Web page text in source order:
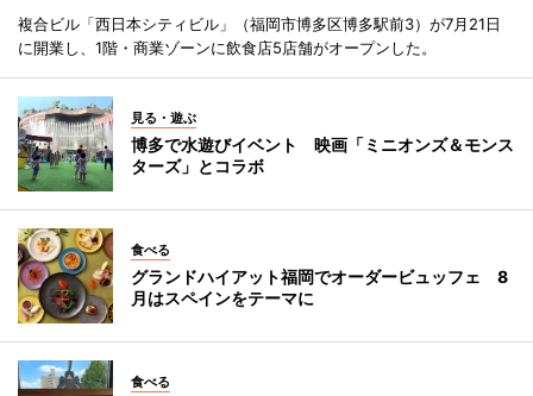
複合ビル「西日本シティビル」（福岡市博多区博多駅前3）が7月21日
に開業し、1階・商業ゾーンに飲食店5店舗がオープンした。
見る・遊ぶ
博多で水遊びイベント 映画「ミニオンズ＆モンス
ターズ」とコラボ
食べる
グランドハイアット福岡でオーダービュッフェ 8
月はスペインをテーマに
食べる